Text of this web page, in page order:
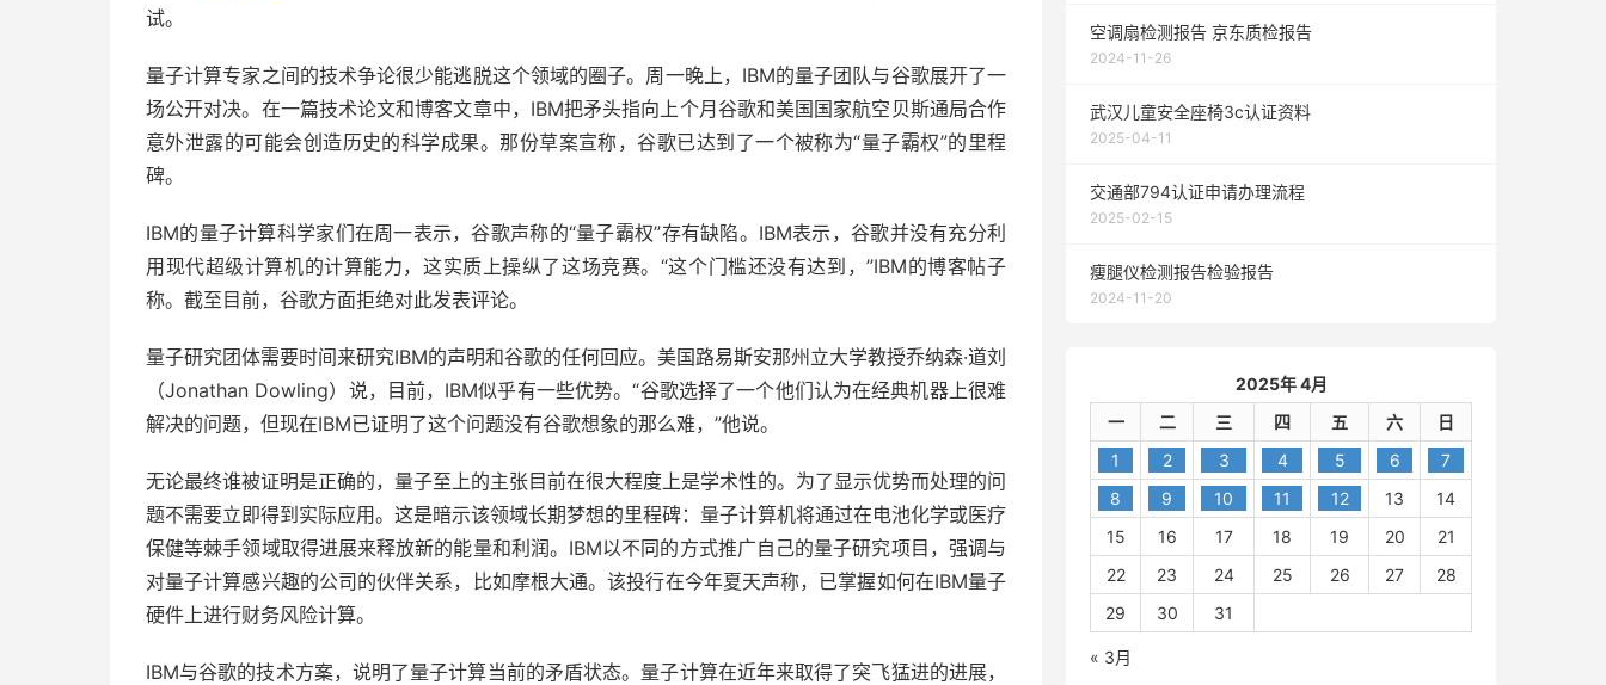
试。
量子计算专家之间的技术争论很少能逃脱这个领域的圈子。周一晚上，IBM的量子团队与谷歌展开了一
场公开对决。在一篇技术论文和博客文章中，IBM把矛头指向上个月谷歌和美国国家航空贝斯通局合作
意外泄露的可能会创造历史的科学成果。那份草案宣称，谷歌已达到了一个被称为“量子霸权”的里程
碑。
IBM的量子计算科学家们在周一表示，谷歌声称的“量子霸权”存有缺陷。IBM表示，谷歌并没有充分利
用现代超级计算机的计算能力，这实质上操纵了这场竞赛。“这个门槛还没有达到，”IBM的博客帖子
称。截至目前，谷歌方面拒绝对此发表评论。
量子研究团体需要时间来研究IBM的声明和谷歌的任何回应。美国路易斯安那州立大学教授乔纳森·道刘
（Jonathan Dowling）说，目前，IBM似乎有一些优势。“谷歌选择了一个他们认为在经典机器上很难
解决的问题，但现在IBM已证明了这个问题没有谷歌想象的那么难，”他说。
无论最终谁被证明是正确的，量子至上的主张目前在很大程度上是学术性的。为了显示优势而处理的问
题不需要立即得到实际应用。这是暗示该领域长期梦想的里程碑：量子计算机将通过在电池化学或医疗
保健等棘手领域取得进展来释放新的能量和利润。IBM以不同的方式推广自己的量子研究项目，强调与
对量子计算感兴趣的公司的伙伴关系，比如摩根大通。该投行在今年夏天声称，已掌握如何在IBM量子
硬件上进行财务风险计算。
IBM与谷歌的技术方案，说明了量子计算当前的矛盾状态。量子计算在近年来取得了突飞猛进的进展，
空调扇检测报告 京东质检报告
2024-11-26
武汉儿童安全座椅3c认证资料
2025-04-11
交通部794认证申请办理流程
2025-02-15
瘦腿仪检测报告检验报告
2024-11-20
2025年 4月
一
二 三 四 五 六
日
1
2 3 4 5 6
7
8
9 10 11 12 13
14
15
16 17 18 19 20
21
22
23 24 25 26 27
28
29
30 31
« 3月